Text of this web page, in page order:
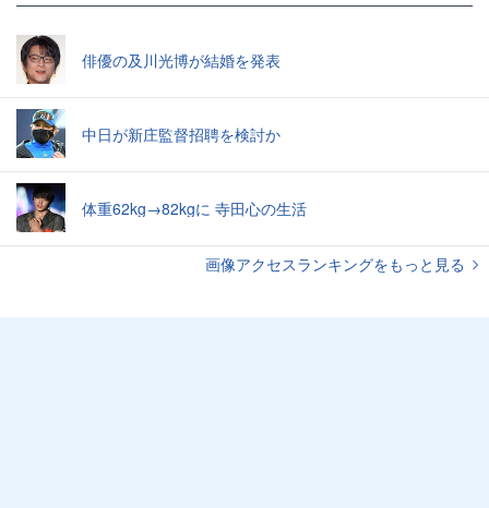
俳優の及川光博が結婚を発表
中日が新庄監督招聘を検討か
体重62kg→82kgに 寺田心の生活
画像アクセスランキングをもっと見る